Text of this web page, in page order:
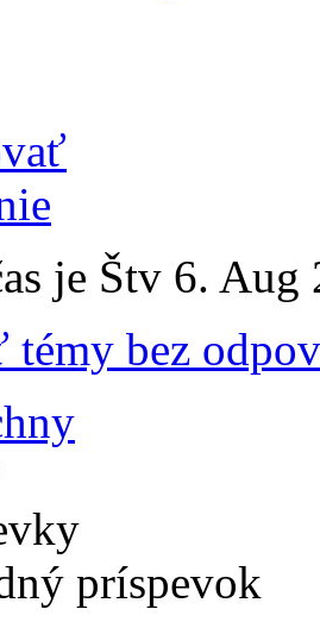
je Štv 6. Aug
bez
príspevok